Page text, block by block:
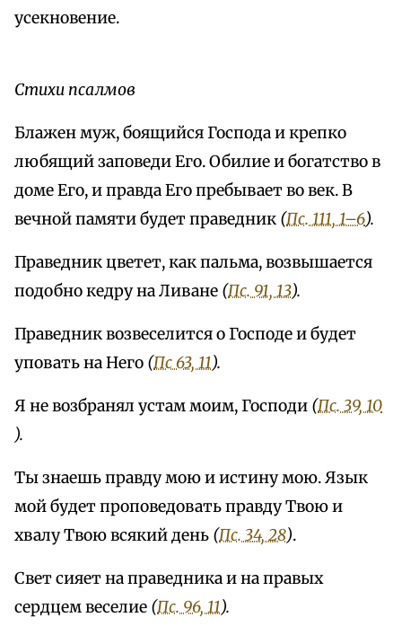
усекновение.
Стихи псалмов
Блажен муж, боящийся Господа и крепко
любящий заповеди Его. Обилие и богатство в
доме Его, и правда Его пребывает во век. В
вечной памяти будет праведник (Пс. 111, 1–6).
Праведник цветет, как пальма, возвышается
подобно кедру на Ливане (Пс. 91, 13).
Праведник возвеселится о Господе и будет
уповать на Него (Пс 63, 11).
Я не возбранял устам моим, Господи (Пс. 39, 10
).
Ты знаешь правду мою и истину мою. Язык
мой будет проповедовать правду Твою и
хвалу Твою всякий день (Пс. 34, 28).
Свет сияет на праведника и на правых
сердцем веселие (Пс. 96, 11).